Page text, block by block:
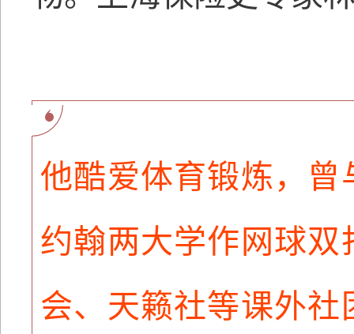
他酷爱体育锻炼，
约翰两大学作网球
会、天籁社等课外